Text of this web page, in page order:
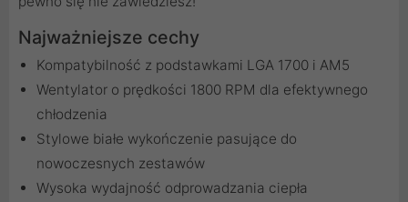
Najważniejsze cechy
Kompatybilność z podstawkami LGA 1700 i AM5
Wentylator o prędkości 1800 RPM dla efektywnego
chłodzenia
Stylowe białe wykończenie pasujące do
nowoczesnych zestawów
Wysoka wydajność odprowadzania ciepła